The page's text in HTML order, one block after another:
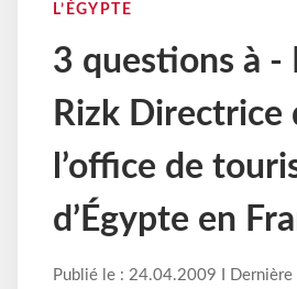
L’ÉGYPTE
3 questions à -
Rizk Directrice
l’office de
d’Égypte en
Publié le : 24.04.2009 I Dernière